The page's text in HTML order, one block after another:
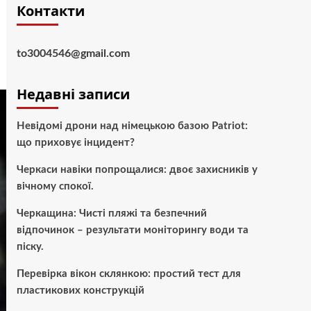
Контакти
to3004546@gmail.com
Недавні записи
Невідомі дрони над німецькою базою Patriot:
що приховує інцидент?
Черкаси навіки попрощалися: двоє захисників у
вічному спокої.
Черкащина: Чисті пляжі та безпечний
відпочинок – результати моніторингу води та
піску.
Перевірка вікон склянкою: простий тест для
пластикових конструкцій